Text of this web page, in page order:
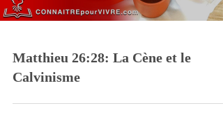
Matthieu 26:28: La Cène et le
Calvinisme